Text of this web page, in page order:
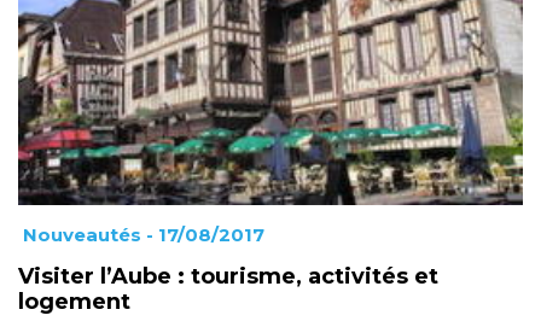
Nouveautés - 17/08/2017
Visiter l’Aube : tourisme, activités et
logement